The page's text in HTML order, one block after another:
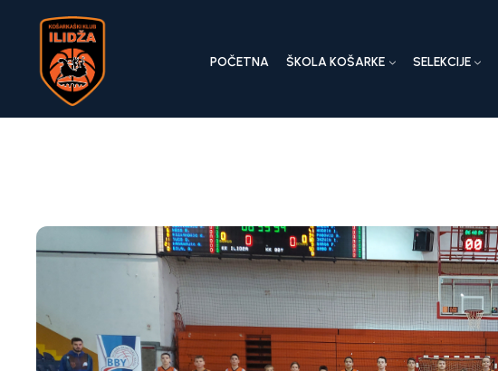
POČETNA ŠKOLA KOŠARKE SELEKCIJE